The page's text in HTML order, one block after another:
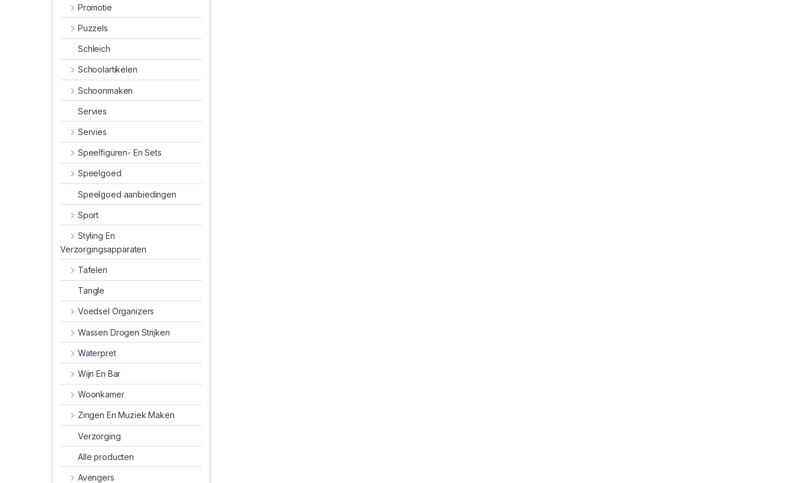
Promotie
Puzzels
Schleich
Schoolartikelen
Schoonmaken
Servies
Servies
Speelfiguren- En Sets
Speelgoed
Speelgoed aanbiedingen
Sport
Styling En
Verzorgingsapparaten
Tafelen
Tangle
Voedsel Organizers
Wassen Drogen Strijken
Waterpret
Wijn En Bar
Woonkamer
Zingen En Muziek Maken
Verzorging
Alle producten
Avengers